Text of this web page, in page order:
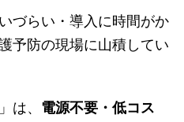
づらい・導入に時間がか
予防の現場に山積してい
は、 電源不要・低コス